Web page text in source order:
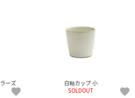
ーズ
白釉カップ 小
SOLDOUT